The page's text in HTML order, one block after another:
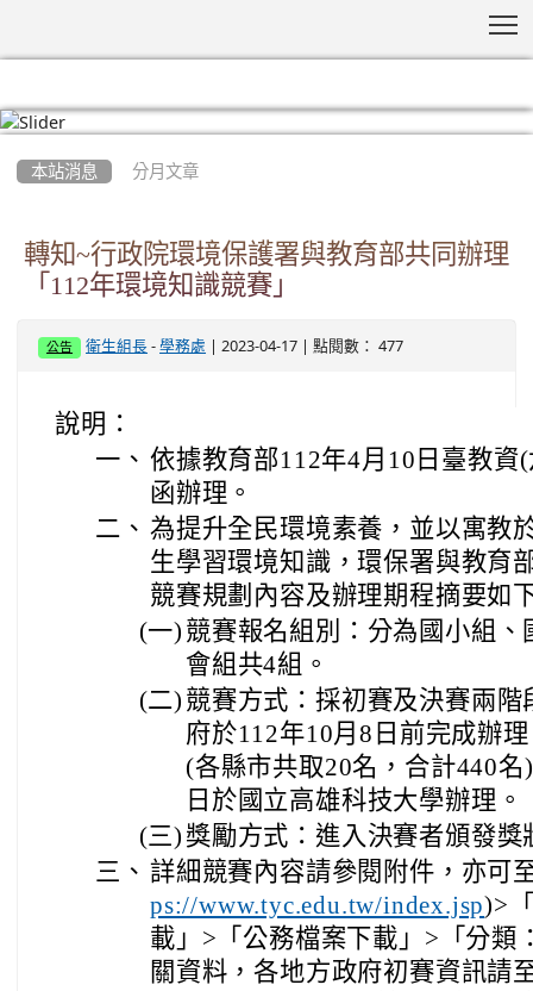
本站消息 分月文章
轉知~行政院環境保護署與教育部共同辦理
「112年環境知識競賽」
公告 衛生組長 -學務處 | 2023-04-17 | 點閱數： 477
說明：
一、 依據教育部112年4月10日臺教資
函辦理。
二、 為提升全民環境素養，並以寓教
生學習環境知識，環保署與教育
競賽規劃內容及辦理期程摘要如
(一) 競賽報名組別：分為國小組
會組共4組。
(二) 競賽方式：採初賽及決賽兩
府於112年10月8日前完成辦
(各縣市共取20名，合計440
日於國立高雄科技大學辦理。
(三) 獎勵方式：進入決賽者頒發獎
三、 詳細競賽內容請參閱附件，亦可
ps://www.tyc.edu.tw/index.jsp)>
載」>「公務檔案下載」>「分類
關資料，各地方政府初賽資訊請